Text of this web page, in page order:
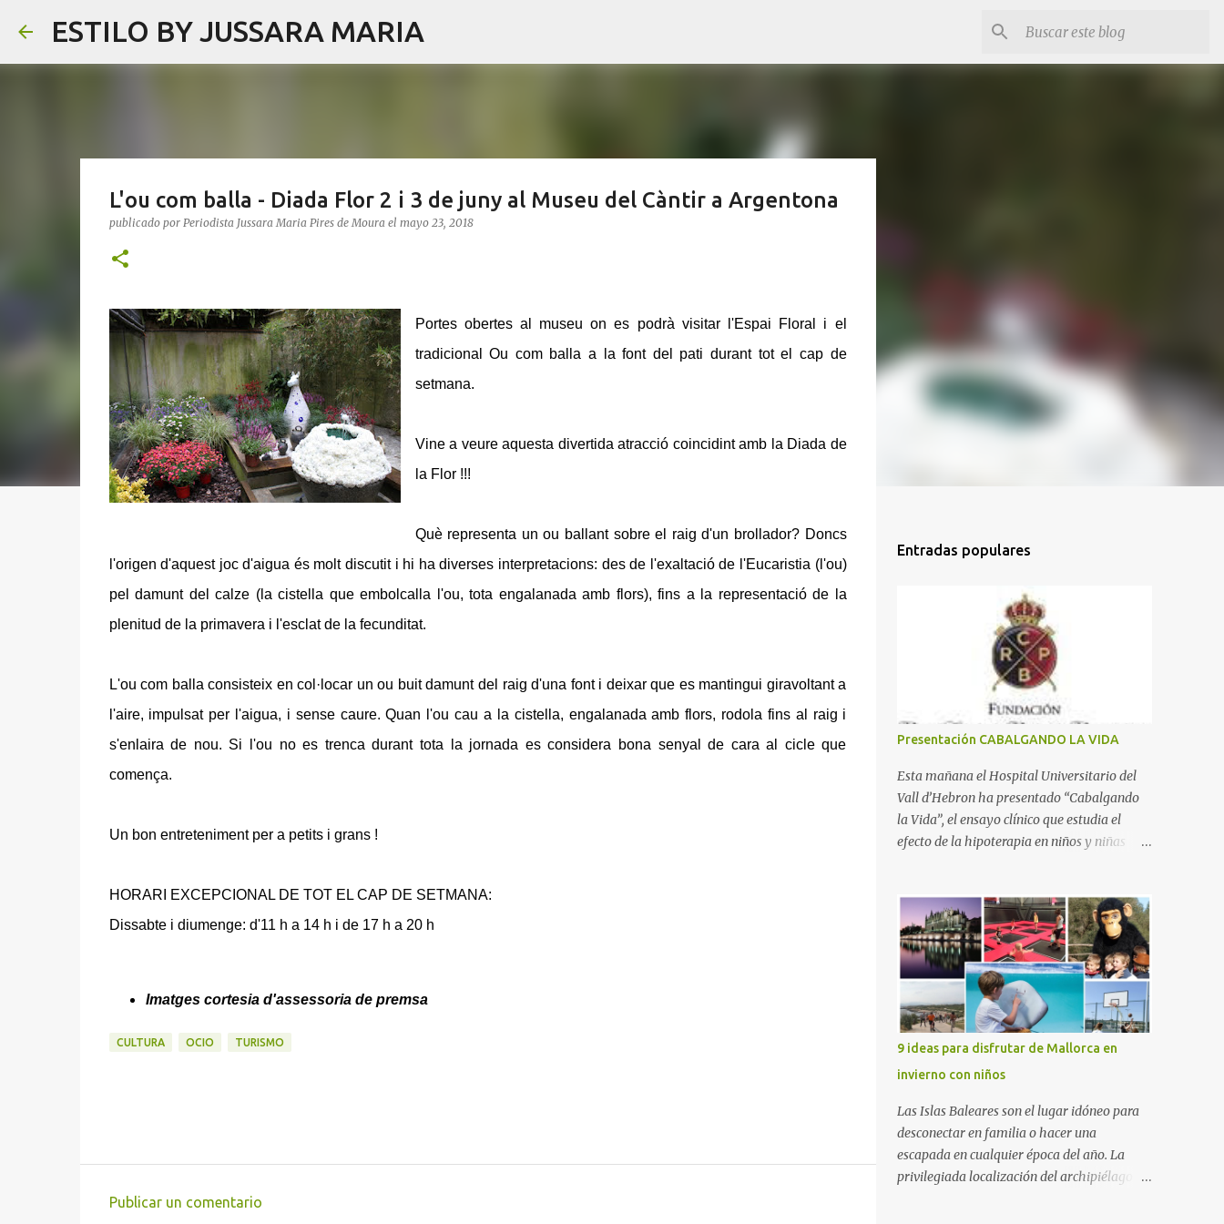
ESTILO BY JUSSARA MARIA
L'ou com balla - Diada Flor 2 i 3 de juny al Museu del Càntir a Argentona
publicado por Periodista Jussara Maria Pires de Moura el mayo 23, 2018
Portes obertes al museu on es podrà visitar l'Espai Floral i el
tradicional Ou com balla a la font del pati durant tot el cap de
setmana.
Vine a veure aquesta divertida atracció coincidint amb la Diada de
la Flor !!!
Què representa un ou ballant sobre el raig d'un brollador? Doncs
l'origen d'aquest joc d'aigua és molt discutit i hi ha diverses interpretacions: des de l'exaltació de l'Eucaristia (l'ou)
pel damunt del calze (la cistella que embolcalla l'ou, tota engalanada amb flors), fins a la representació de la
plenitud de la primavera i l'esclat de la fecunditat.
L'ou com balla consisteix en col·locar un ou buit damunt del raig d'una font i deixar que es mantingui giravoltant a
l'aire, impulsat per l'aigua, i sense caure. Quan l'ou cau a la cistella, engalanada amb flors, rodola fins al raig i
s'enlaira de nou. Si l'ou no es trenca durant tota la jornada es considera bona senyal de cara al cicle que
comença.
Un bon entreteniment per a petits i grans !
HORARI EXCEPCIONAL DE TOT EL CAP DE SETMANA:
Dissabte i diumenge: d'11 h a 14 h i de 17 h a 20 h
Imatges cortesia d'assessoria de premsa
CULTURA OCIO TURISMO
Publicar un comentario
Entradas populares
Presentación CABALGANDO LA VIDA
Esta mañana el Hospital Universitario del
Vall d’Hebron ha presentado “Cabalgando
la Vida”, el ensayo clínico que estudia el
efecto de la hipoterapia en niños y niñas
Gimbernat, con el apoyo de la Asociación
Española contra el Cáncer (AEECC) y la
Fundación Federica Cerdá. La presentación
ha contado con la presencia de Emilio Zegrí,
presidente de la Fundación RCPB; la Dra.
Anna Llort, adjunta del Servicio de
Oncología Pediátrica del Hospital Vall
d’Hebron e investigadora del grupo de
Investigación Traslacional en Cáncer en la
Infancia y la Adolescencia del Vall d’Hebron
Instituto de Investigación (VHIR); Anna Saló,
psicóloga del Servicio de Oncología
Pediátrica del Vall d’Hebron y del grupo de
9 ideas para disfrutar de Mallorca en
invierno con niños
Las Islas Baleares son el lugar idóneo para
desconectar en familia o hacer una
escapada en cualquier época del año. La
privilegiada localización del archipiélago